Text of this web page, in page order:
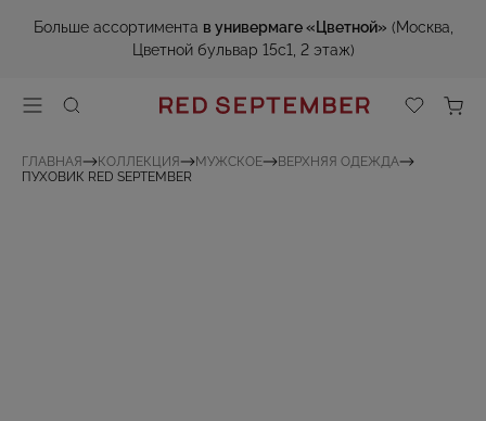
Больше ассортимента в универмаге «Цветной» (Москва,
Цветной бульвар 15с1, 2 этаж)
ГЛАВНАЯ КОЛЛЕКЦИЯ МУЖСКОЕ
ВЕРХНЯЯ ОДЕЖДА
ПУХОВИК RED SEPTEMBER